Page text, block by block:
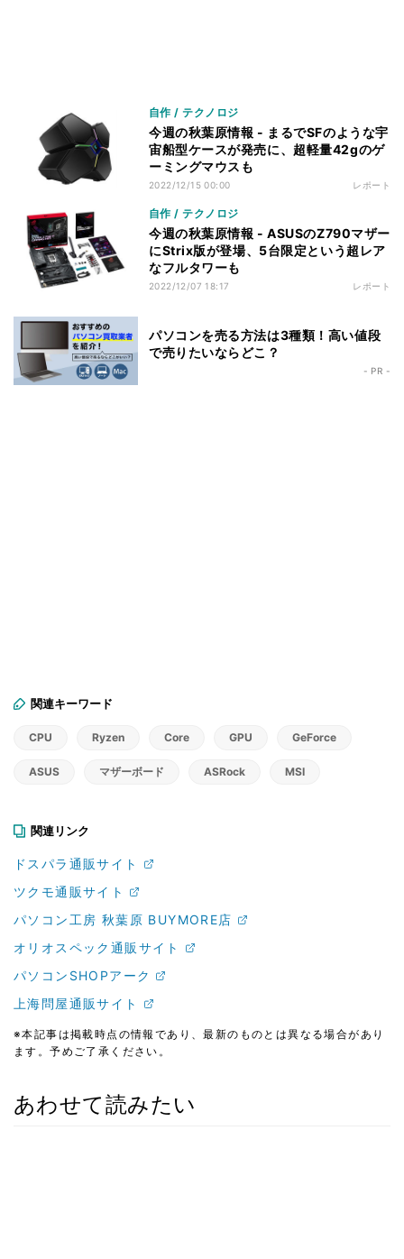
自作 / テクノロジ
今週の秋葉原情報 - まるでSFのような宇
宙船型ケースが発売に、超軽量42gのゲ
ーミングマウスも
2022/12/15 00:00 レポート
自作 / テクノロジ
今週の秋葉原情報 - ASUSのZ790マザー
にStrix版が登場、5台限定という超レア
なフルタワーも
2022/12/07 18:17 レポート
パソコンを売る方法は3種類！高い値段
で売りたいならどこ？
- PR -
関連キーワード
CPU Ryzen Core GPU GeForce
ASUS マザーボード ASRock MSI
関連リンク
ドスパラ通販サイト
ツクモ通販サイト
パソコン工房 秋葉原 BUYMORE店
オリオスペック通販サイト
パソコンSHOPアーク
上海問屋通販サイト
※本記事は掲載時点の情報であり、最新のものとは異なる場合があり
ます。予めご了承ください。
あわせて読みたい